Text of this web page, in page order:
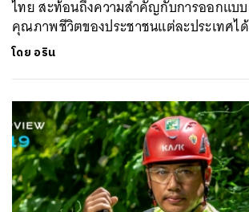
ไทย สะท้อนถึงความสำคัญกับการออกแบบ
คุณภาพชีวิตของประชาชนแต่ละประเทศไ
โดย อริน